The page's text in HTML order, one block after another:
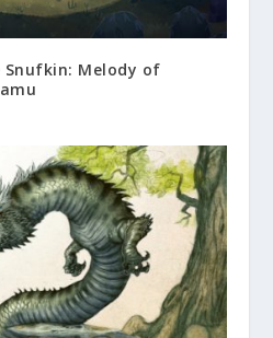
Melody of